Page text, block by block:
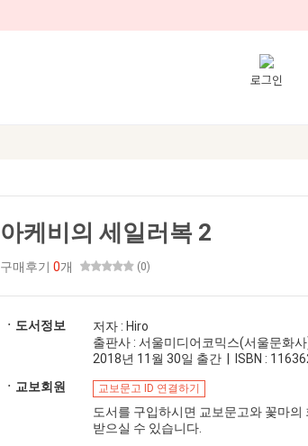
로그인
아케비의 세일러복 2
구매후기 0개 (0)
ㆍ도서정보
저자 : Hiro
출판사 : 서울미디어코믹스(서울문화
2018년 11월 30일 출간 | ISBN :
ㆍ교보회원
교보문고 ID 연결하기
도서를 구입하시면 교보문고와 꽃마의
받으실 수 있습니다.